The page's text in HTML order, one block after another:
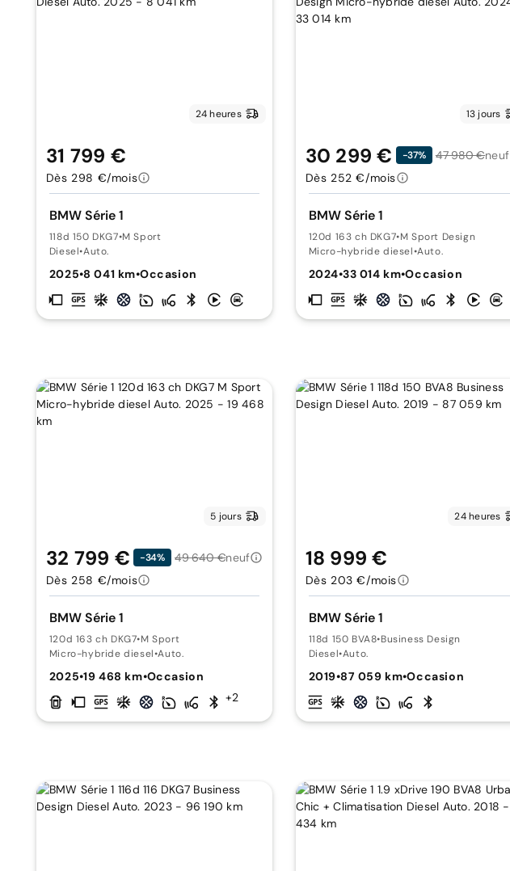
24 heures
BMW Série 1
118d 150 DKG7•M Sport
Diesel•Auto.
2025•8 041 km•Occasion
31 799 €
Dès 298 €/mois
13 jours
BMW Série 1
120d 163 ch DKG7•M Sport Design
Micro-hybride diesel•Auto.
2024•33 014 km•Occasion
30 299 € -37% 47 980 €neuf
Dès 252 €/mois
5 jours
BMW Série 1
120d 163 ch DKG7•M Sport
Micro-hybride diesel•Auto.
2025•19 468 km•Occasion
+2
32 799 € -34% 49 640 €neuf
Dès 258 €/mois
24 heures
BMW Série 1
118d 150 BVA8•Business Design
Diesel•Auto.
2019•87 059 km•Occasion
18 999 €
Dès 203 €/mois